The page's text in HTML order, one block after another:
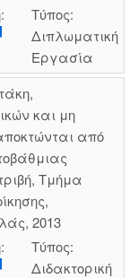
Τύπος:
Διπλωματική
Εργασία
και μη
από
Τμήμα
2013
Τύπος:
Διδακτορική